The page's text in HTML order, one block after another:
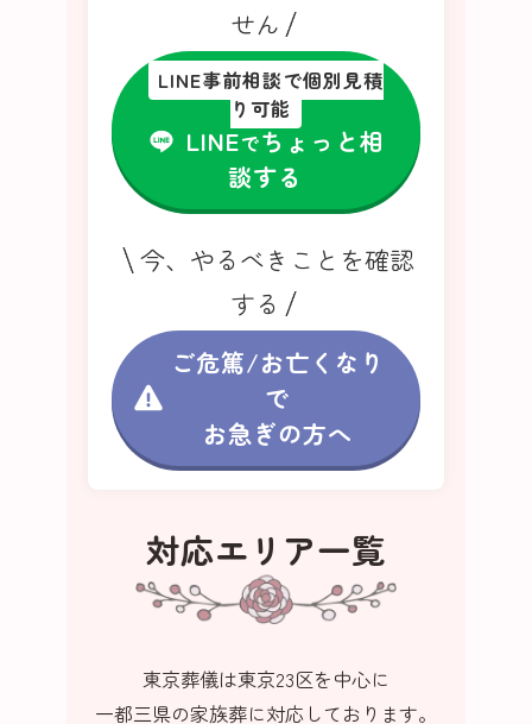
せん
LINE事前相談で個別見積
り可能
LINEでちょっと相
談する
今、やるべきことを確認
する
ご危篤/お亡くなり
で
お急ぎの方へ
対応エリア一覧
東京葬儀は東京23区を中心に
一都三県の家族葬に対応しております。